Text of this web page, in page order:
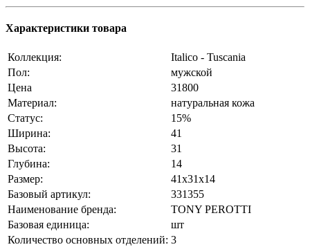
Характеристики товара
Коллекция:
Italico - Tuscania
Пол:
мужской
Цена
31800
Материал:
натуральная кожа
Статус:
15%
Ширина:
41
Высота:
31
Глубина:
14
Размер:
41x31x14
Базовый артикул:
331355
Наименование бренда:
TONY PEROTTI
Базовая единица:
шт
Количество основных отделений: 3